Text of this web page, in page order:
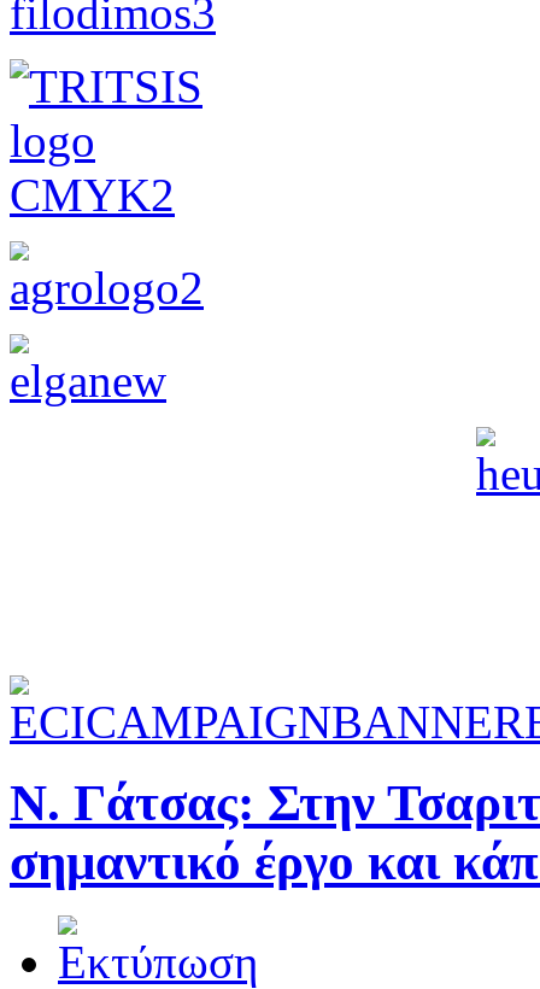
Ν. Γάτσας: Στην
σημαντικό έργο και